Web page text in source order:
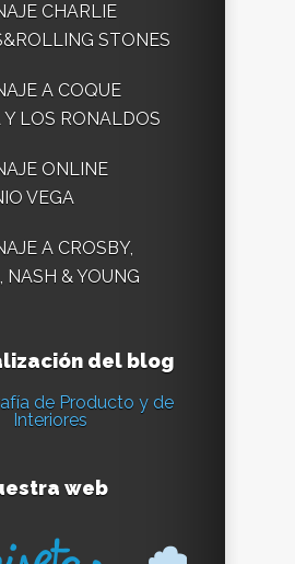
CHARLIE
STONES
A COQUE
LOS RONALDOS
ONLINE
VEGA
A CROSBY,
NASH & YOUNG
del blog
web